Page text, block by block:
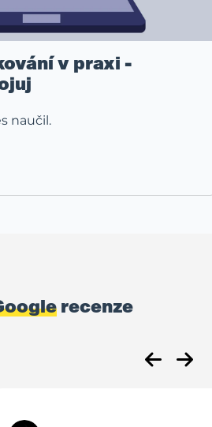
v praxi -
naučil.
recenze